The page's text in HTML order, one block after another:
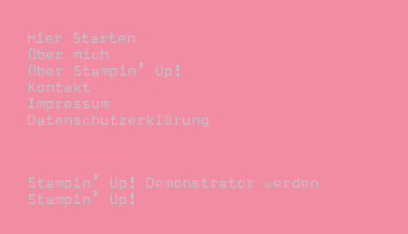
Hier Starten
Über mich
Über Stampin’ Up!
Kontakt
Impressum
Datenschutzerklärung
Stampin’ Up! Demonstrator werden
Stampin’ Up!